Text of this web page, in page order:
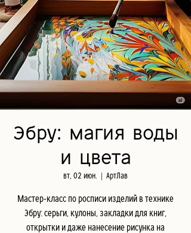
Эбру: магия воды
и цвета
вт, 02 июн. АртЛав
Мастер-класс по росписи изделий в технике
Эбру: серьги, кулоны, закладки для книг,
открытки и даже нанесение рисунка на